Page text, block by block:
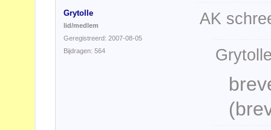
Grytolle
lid/medlem
Geregistreerd: 2007-08-05
Bijdragen: 564
AK